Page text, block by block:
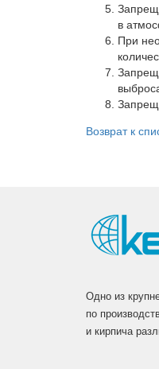
Подбор
Вакансии
Партнеры
Личный
Корзина
в
При
Возврат к
Одно из
по
и кирпича